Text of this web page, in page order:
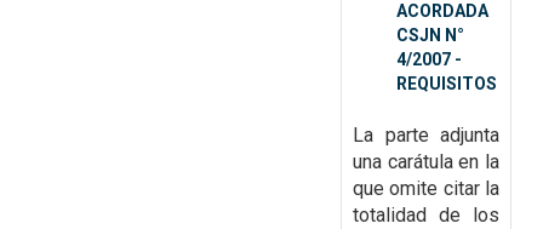
ACORDADA
CSJN N°
4/2007 -
REQUISITOS
La parte adjunta
una carátula en la
que omite citar la
totalidad de
los